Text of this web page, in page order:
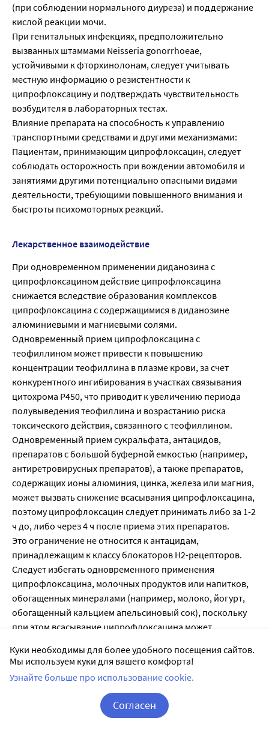
(при соблюдении нормального диуреза) и поддержание
кислой реакции мочи.
При генитальных инфекциях, предположительно
вызванных штаммами Neisseria gonorrhoeae,
устойчивыми к фторхинолонам, следует учитывать
местную информацию о резистентности к
ципрофлоксацину и подтверждать чувствительность
возбудителя в лабораторных тестах.
Влияние препарата на способность к управлению
транспортными средствами и другими механизмами:
Пациентам, принимающим ципрофлоксацин, следует
соблюдать осторожность при вождении автомобиля и
занятиями другими потенциально опасными видами
деятельности, требующими повышенного внимания и
быстроты психомоторных реакций.
Лекарственное взаимодействие
При одновременном применении диданозина с
ципрофлоксацином действие ципрофлоксацина
снижается вследствие образования комплексов
ципрофлоксацина с содержащимися в диданозине
алюминиевыми и магниевыми солями.
Одновременный прием ципрофлоксацина с
теофиллином может привести к повышению
концентрации теофиллина в плазме крови, за счет
конкурентного ингибирования в участках связывания
цитохрома Р450, что приводит к увеличению периода
полувыведения теофиллина и возрастанию риска
токсического действия, связанного с теофиллином.
Одновременный прием сукральфата, антацидов,
препаратов с большой буферной емкостью (например,
антиретровирусных препаратов), а также препаратов,
содержащих ионы алюминия, цинка, железа или магния,
может вызвать снижение всасывания ципрофлоксацина,
поэтому ципрофлоксацин следует принимать либо за 1-2
ч до, либо через 4 ч после приема этих препаратов.
Это ограничение не относится к антацидам,
принадлежащим к классу блокаторов Н2-рецепторов.
Следует избегать одновременного применения
ципрофлоксацина, молочных продуктов или напитков,
обогащенных минералами (например, молоко, йогурт,
обогащенный кальцием апельсиновый сок), поскольку
при этом всасывание ципрофлоксацина может
пищевых продуктов, существенно не влияет на
всасывание ципрофлоксацина.
При сочетанном применении ципрофлоксацина и
омепразола может отмечаться незначительное
снижение максимальной концентрации (Смах) препарата
Куки необходимы для более удобного посещения сайтов.
Мы используем куки для вашего комфорта!
Узнайте больше про использование cookie.
Согласен